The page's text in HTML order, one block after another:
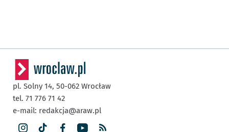
pl. Solny 14, 50-062 Wrocław
tel. 71 776 71 42
e-mail: redakcja@araw.pl